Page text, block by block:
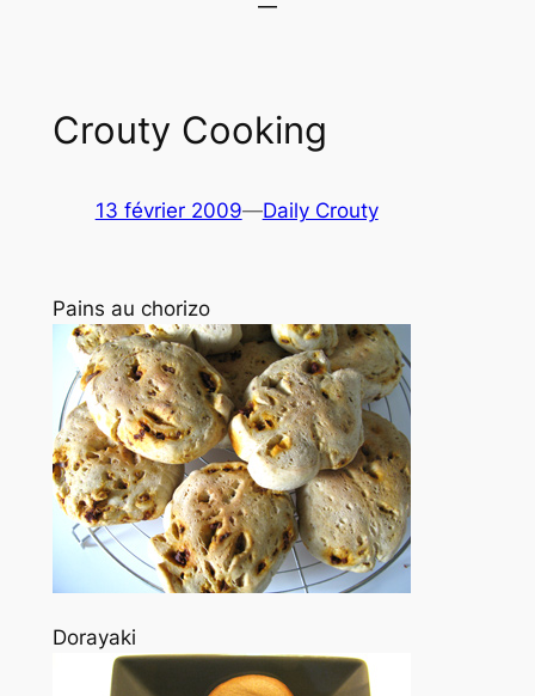
Crouty Cooking
13 février 2009—Daily Crouty
Pains au chorizo
Dorayaki